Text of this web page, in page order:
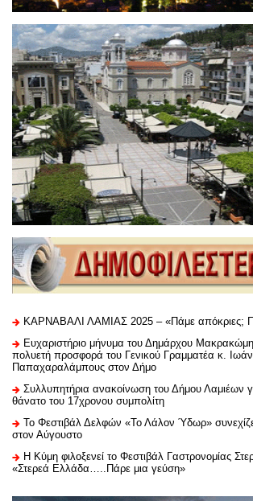
ΚΑΡΝΑΒΑΛΙ ΛΑΜΙΑΣ 2025 – «Πάμε απόκριες;
Ευχαριστήριo μήνυμα του Δημάρχου
πολυετή προσφορά του Γενικού Γραμματέα κ.
Παπαχαραλάμπους στον Δήμο
Συλλυπητήρια ανακοίνωση του Δήμου Λαμιέων
θάνατο του 17χρονου συμπολίτη
Το Φεστιβάλ Δελφών «Το Λάλον Ύδωρ»
στον Αύγουστο
Η Κύμη φιλοξενεί το Φεστιβάλ Γαστρονομίας
«Στερεά Ελλάδα…..Πάρε μια γεύση»